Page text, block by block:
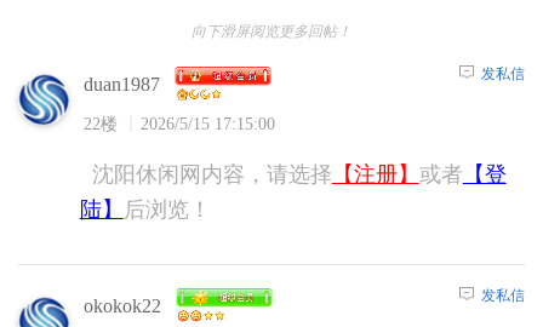
向下滑屏阅览更多回帖！
duan1987
22楼 2026/5/15 17:15:00
发私信
沈阳休闲网内容，请选择 【注册】 或者 【登
陆】
后浏览！
okokok22 发私信